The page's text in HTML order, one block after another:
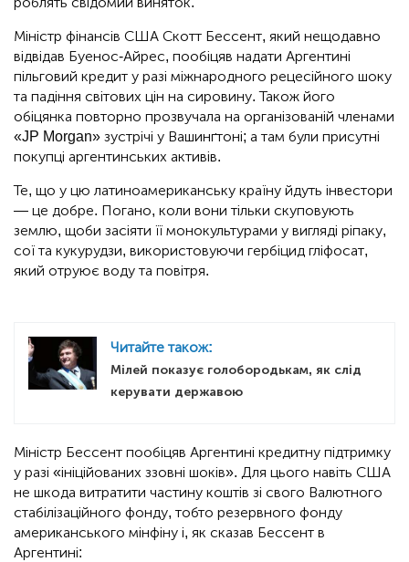
Міністр фінансів США Скотт Бессент, який нещодавно
відвідав Буенос-Айрес, пообіцяв надати Аргентині
пільговий кредит у разі міжнародного рецесійного шоку
та падіння світових цін на сировину. Також його
обіцянка повторно прозвучала на організованій членами
«JP Morgan» зустрічі у Вашинґтоні; а там були присутні
покупці аргентинських активів.
Те, що у цю латиноамериканську країну йдуть інвестори
— це добре. Погано, коли вони тільки скуповують
землю, щоби засіяти її монокультурами у вигляді ріпаку,
сої та кукурудзи, використовуючи гербіцид гліфосат,
який отруює воду та повітря.
Читайте також:
Мілей показує голобородькам, як слід
керувати державою
Міністр Бессент пообіцяв Аргентині кредитну підтримку
у разі «ініційованих ззовні шоків». Для цього навіть США
не шкода витратити частину коштів зі свого Валютного
стабілізаційного фонду, тобто резервного фонду
американського мінфіну і, як сказав Бессент в
Аргентині: